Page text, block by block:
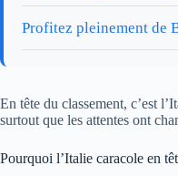
Profitez pleinement de
En tête du classement, c’est
surtout que les attentes ont
Pourquoi l’Italie caracole en